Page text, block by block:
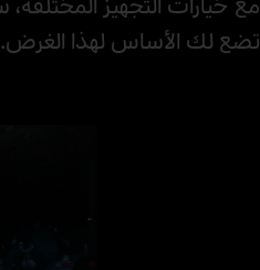
تضع لك الأساس لهذا الغرض.